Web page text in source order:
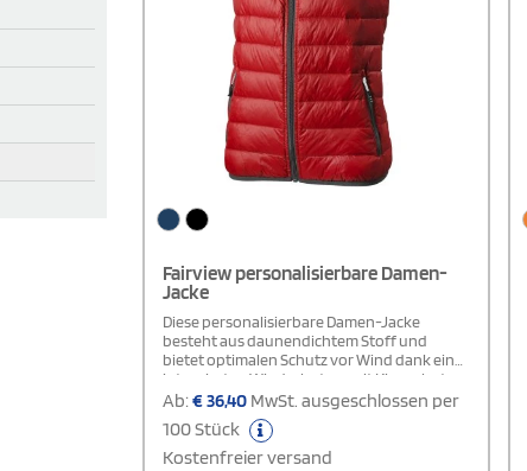
Fairview personalisierbare Damen-
Jacke
Diese personalisierbare Damen-Jacke
besteht aus daunendichtem Stoff und
bietet optimalen Schutz vor Wind dank eines
integrierten Windschutzes mit Kinnschutz.
Die taillierte Passform sorgt für eine
schmeichelhafte Silhouette. Praktische
Details wie eine Brusttasche mit
Reißverschluss, seitliche
Ab:€36,40MwSt. ausgeschlossen per
100 Stück
Kostenfreier versand